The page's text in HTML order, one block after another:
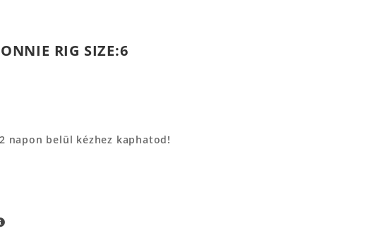
RIG SIZE:6
napon belül kézhez kaphatod!